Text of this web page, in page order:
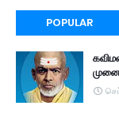
POPULAR